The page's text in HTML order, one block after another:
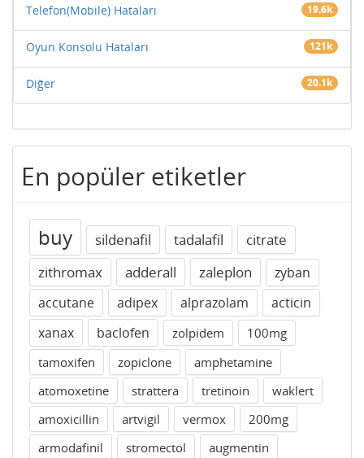
Telefon(Mobile) Hataları 19.6k
Oyun Konsolu Hataları 121k
Diğer 20.1k
En popüler etiketler
buy sildenafil tadalafil
citrate
zithromax
adderall zaleplon
zyban
accutane
adipex alprazolam
acticin
xanax
baclofen zolpidem
100mg
tamoxifen
zopiclone
amphetamine
atomoxetine
strattera tretinoin
waklert
amoxicillin
artvigil vermox
200mg
armodafinil
stromectol
augmentin